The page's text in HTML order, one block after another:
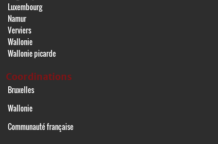
Luxembourg
Namur
Verviers
Wallonie
Wallonie picarde
Coordinations
Bruxelles
Wallonie
Communauté française